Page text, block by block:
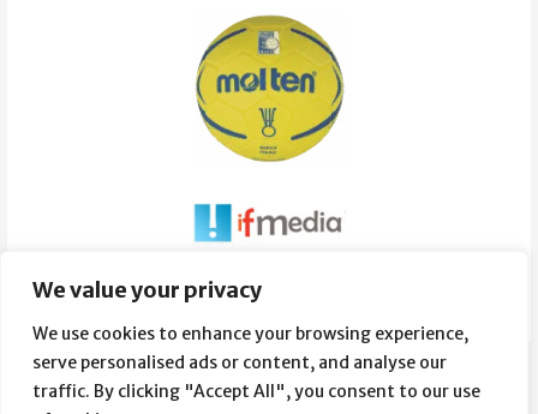
We value your privacy
We use cookies to enhance your browsing experience,
serve personalised ads or content, and analyse our
traffic. By clicking "Accept All", you consent to our use
Súvisiace obrázky: